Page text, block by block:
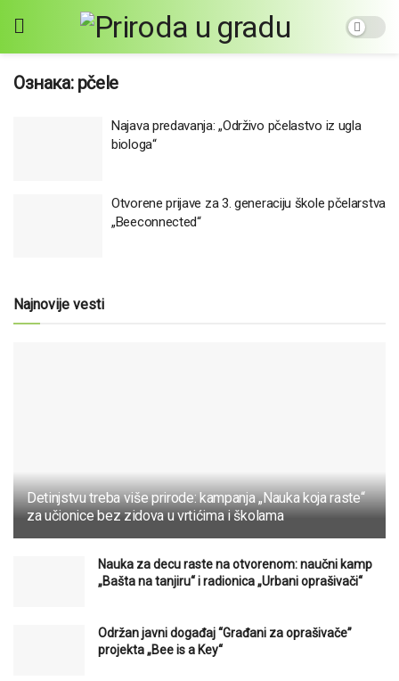
Ознака: pčele
Najava predavanja: „Održivo pčelastvo iz ugla
biologa“
Otvorene prijave za 3. generaciju škole pčelarstva
„Beeconnected“
Najnovije vesti
Detinjstvu treba više prirode: kampanja „Nauka koja raste“
za učionice bez zidova u vrtićima i školama
Nauka za decu raste na otvorenom: naučni kamp
„Bašta na tanjiru“ i radionica „Urbani oprašivači“
Održan javni događaj “Građani za oprašivače”
projekta „Bee is a Key“